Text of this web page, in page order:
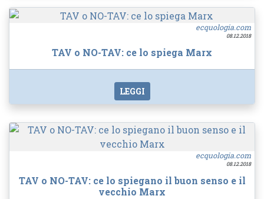
ecquologia.com
08.12.2018
TAV o NO-TAV: ce lo spiega Marx
LEGGI
ecquologia.com
08.12.2018
TAV o NO-TAV: ce lo spiegano il buon senso e il
vecchio Marx